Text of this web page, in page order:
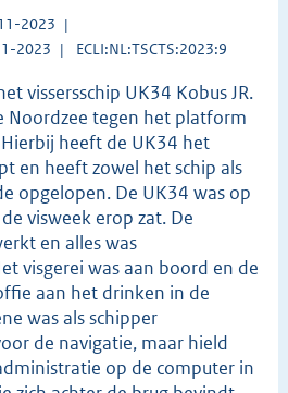
2023
2023
ECLI:NL:TSCTS:2023:9
vissersschip UK34 Kobus JR.
Noordzee tegen het platform
heeft de UK34 het
en heeft zowel het schip als
opgelopen. De UK34 was op
visweek erop zat. De
en alles was
visgerei was aan boord en de
aan het drinken in de
was als schipper
de navigatie, maar hield
op de computer in